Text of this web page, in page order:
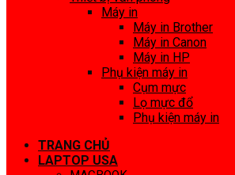
Máy in
Máy in Brother
Máy in Canon
Máy in HP
Phụ kiện máy in
Cụm mực
Lọ mực đổ
Phụ kiện máy in
TRANG CHỦ
LAPTOP USA